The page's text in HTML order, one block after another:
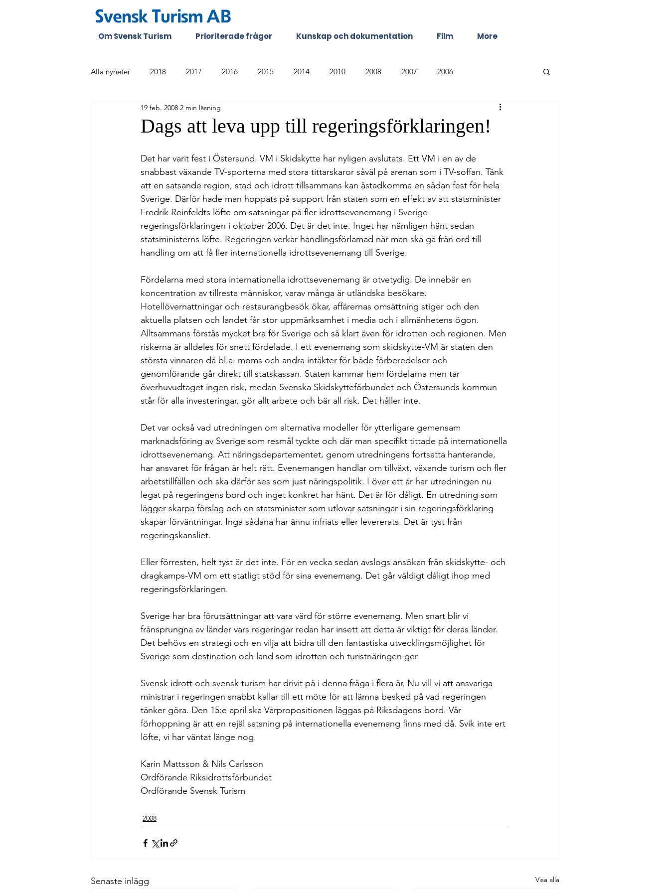
Om Svensk Turism Prioriterade frågor Kunskap och dokumentation Film More
Alla nyheter 2018 2017 2016 2015 2014 2010 2008 2007 2006
Dags att leva upp till regeringsförklaringen!
19 feb. 2008 2 min läsning
Det har varit fest i Östersund. VM i Skidskytte har nyligen avslutats. Ett VM i en av de
snabbast växande TV-sporterna med stora tittarskaror såväl på arenan som i TV-soffan. Tänk
att en satsande region, stad och idrott tillsammans kan åstadkomma en sådan fest för hela
Sverige. Därför hade man hoppats på support från staten som en effekt av att statsminister
Fredrik Reinfeldts löfte om satsningar på fler idrottsevenemang i Sverige
regeringsförklaringen i oktober 2006. Det är det inte. Inget har nämligen hänt sedan
statsministerns löfte. Regeringen verkar handlingsförlamad när man ska gå från ord till
handling om att få fler internationella idrottsevenemang till Sverige.
Fördelarna med stora internationella idrottsevenemang är otvetydig. De innebär en
koncentration av tillresta människor, varav många är utländska besökare.
Hotellövernattningar och restaurangbesök ökar, affärernas omsättning stiger och den
aktuella platsen och landet får stor uppmärksamhet i media och i allmänhetens ögon.
Alltsammans förstås mycket bra för Sverige och så klart även för idrotten och regionen. Men
riskerna är alldeles för snett fördelade. I ett evenemang som skidskytte-VM är staten den
största vinnaren då bl.a. moms och andra intäkter för både förberedelser och
genomförande går direkt till statskassan. Staten kammar hem fördelarna men tar
överhuvudtaget ingen risk, medan Svenska Skidskytteförbundet och Östersunds kommun
står för alla investeringar, gör allt arbete och bär all risk. Det håller inte.
Det var också vad utredningen om alternativa modeller för ytterligare gemensam
marknadsföring av Sverige som resmål tyckte och där man specifikt tittade på internationella
idrottsevenemang. Att näringsdepartementet, genom utredningens fortsatta hanterande,
har ansvaret för frågan är helt rätt. Evenemangen handlar om tillväxt, växande turism och fler
arbetstillfällen och ska därför ses som just näringspolitik. I över ett år har utredningen nu
legat på regeringens bord och inget konkret har hänt. Det är för dåligt. En utredning som
lägger skarpa förslag och en statsminister som utlovar satsningar i sin regeringsförklaring
skapar förväntningar. Inga sådana har ännu infriats eller levererats. Det är tyst från
regeringskansliet.
Eller förresten, helt tyst är det inte. För en vecka sedan avslogs ansökan från skidskytte- och
dragkamps-VM om ett statligt stöd för sina evenemang. Det går väldigt dåligt ihop med
regeringsförklaringen.
Sverige har bra förutsättningar att vara värd för större evenemang. Men snart blir vi
frånsprungna av länder vars regeringar redan har insett att detta är viktigt för deras länder.
Det behövs en strategi och en vilja att bidra till den fantastiska utvecklingsmöjlighet för
Sverige som destination och land som idrotten och turistnäringen ger.
Svensk idrott och svensk turism har drivit på i denna fråga i flera år. Nu vill vi att ansvariga
ministrar i regeringen snabbt kallar till ett möte för att lämna besked på vad regeringen
tänker göra. Den 15:e april ska Vårpropositionen läggas på Riksdagens bord. Vår
förhoppning är att en rejäl satsning på internationella evenemang finns med då. Svik inte ert
löfte, vi har väntat länge nog.
Karin Mattsson & Nils Carlsson
Ordförande Riksidrottsförbundet
Ordförande Svensk Turism
2008
Senaste inlägg Visa alla